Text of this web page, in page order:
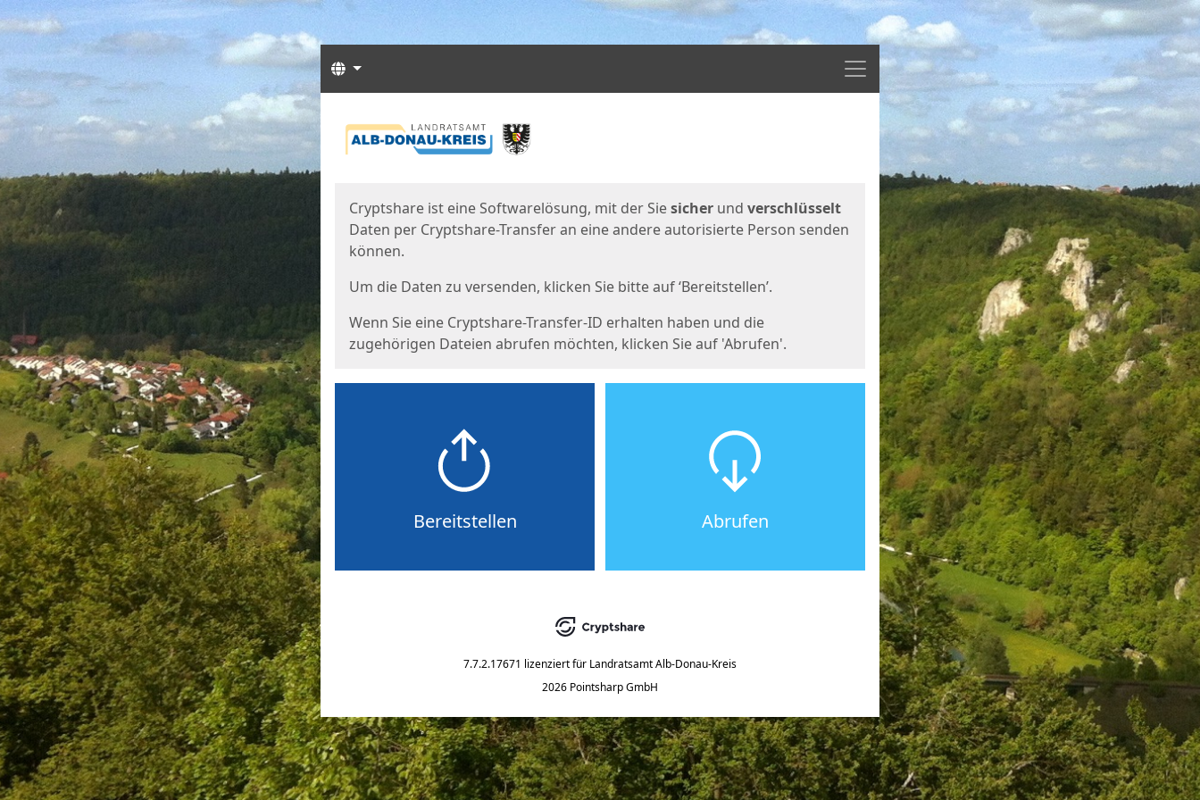
Menü
Sprachen
Cryptshare ist eine Softwarelösung, mit der Siesicher und verschlüsselt
Daten per Cryptshare-Transfer an eine andere autorisierte Person senden
können.
Um die Daten zu versenden, klicken Sie bitte auf ‘Bereitstellen’.
Wenn Sie eine Cryptshare-Transfer-ID erhalten haben und die
zugehörigen Dateien abrufen möchten, klicken Sie auf 'Abrufen'.
Bereitstellen Abrufen
7.7.2.17671 lizenziert für Landratsamt Alb-Donau-Kreis
2026 Pointsharp GmbH